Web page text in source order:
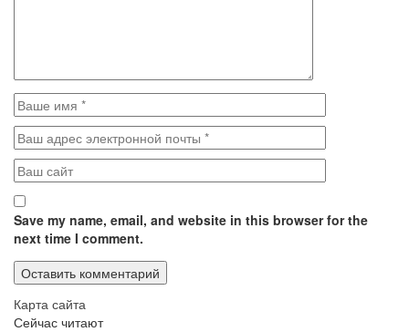
Save my name, email, and website in this browser for the
next time I comment.
Карта сайта
Сейчас читают